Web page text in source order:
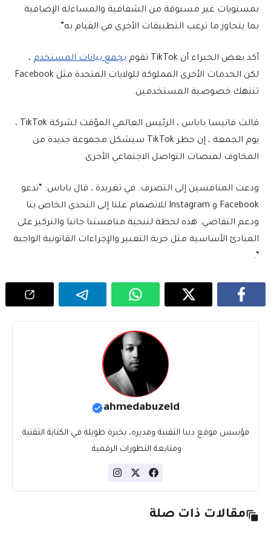
بمستويات غير مسبوقة من الشفافية والمساءلة الإضافية
بما يتجاوز ما ترغب التطبيقات الأخرى في القيام به”.
أكد بعض الخبراء أن TikTok تقوم بجمع بيانات المستخدم ،
لكن الخدمات الأخرى المملوكة للولايات المتحدة مثل Facebook
تنتهك خصوصية المستخدمين.
قالت فانيسا باباس ، الرئيس العالمي المؤقت لشركة TikTok ،
يوم الجمعة ، إن حظر TikTok سيشكل مجموعة جديدة من
المخاوف لمنصات التواصل الاجتماعي الأخرى.
ودعت المنافسين إلى التصرف. في تغريدة ، قال باباس: “ندعو
Facebook و Instagram للانضمام علنا إلى التحدي الخاص بنا
ودعم التقاضي. هذه لحظة لتنحية منافستنا جانبا والتركيز على
المبادئ الأساسية مثل حرية التعبير والإجراءات القانونية الواجبة
“.
ahmedabuzeid
مؤسس موقع دنيا التقنية ومديره، بخبرة طويلة في الكتابة التقنية
ومتابعة التطورات الرقمية.
مقالات ذات صلة